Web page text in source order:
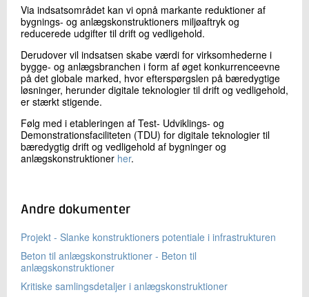
Via indsatsområdet kan vi opnå markante reduktioner af
bygnings- og anlægskonstruktioners miljøaftryk og
reducerede udgifter til drift og vedligehold.
Derudover vil indsatsen skabe værdi for virksomhederne i
bygge- og anlægsbranchen i form af øget konkurrenceevne
på det globale marked, hvor efterspørgslen på bæredygtige
løsninger, herunder digitale teknologier til drift og vedligehold,
er stærkt stigende.
Følg med i etableringen af Test- Udviklings- og
Demonstrationsfaciliteten (TDU) for digitale teknologier til
bæredygtig drift og vedligehold af bygninger og
anlægskonstruktioner her.
Andre dokumenter
Projekt - Slanke konstruktioners potentiale i infrastrukturen
Beton til anlægskonstruktioner - Beton til
anlægskonstruktioner
Kritiske samlingsdetaljer i anlægskonstruktioner